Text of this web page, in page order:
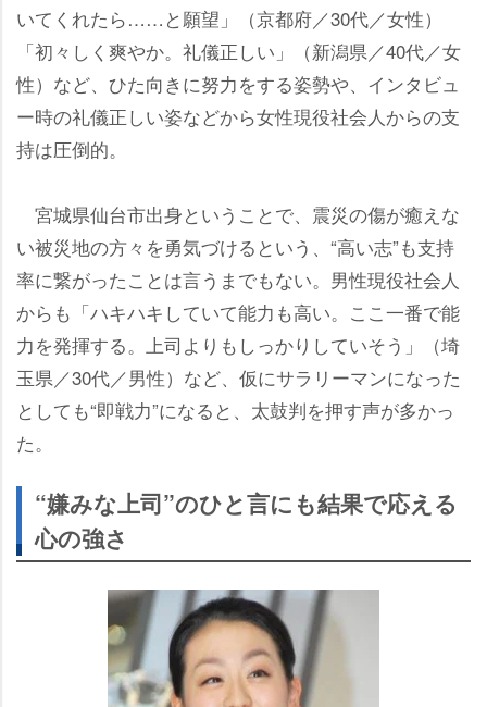
いてくれたら……と願望」（京都府／30代／女性）
「初々しく爽やか。礼儀正しい」（新潟県／40代／女
性）など、ひた向きに努力をする姿勢や、インタビュ
ー時の礼儀正しい姿などから女性現役社会人からの支
持は圧倒的。
宮城県仙台市出身ということで、震災の傷が癒えな
い被災地の方々を勇気づけるという、“高い志”も支持
率に繋がったことは言うまでもない。男性現役社会人
からも「ハキハキしていて能力も高い。ここ一番で能
力を発揮する。上司よりもしっかりしていそう」（埼
玉県／30代／男性）など、仮にサラリーマンになった
としても“即戦力”になると、太鼓判を押す声が多かっ
た。
“嫌みな上司”のひと言にも結果で応える
心の強さ